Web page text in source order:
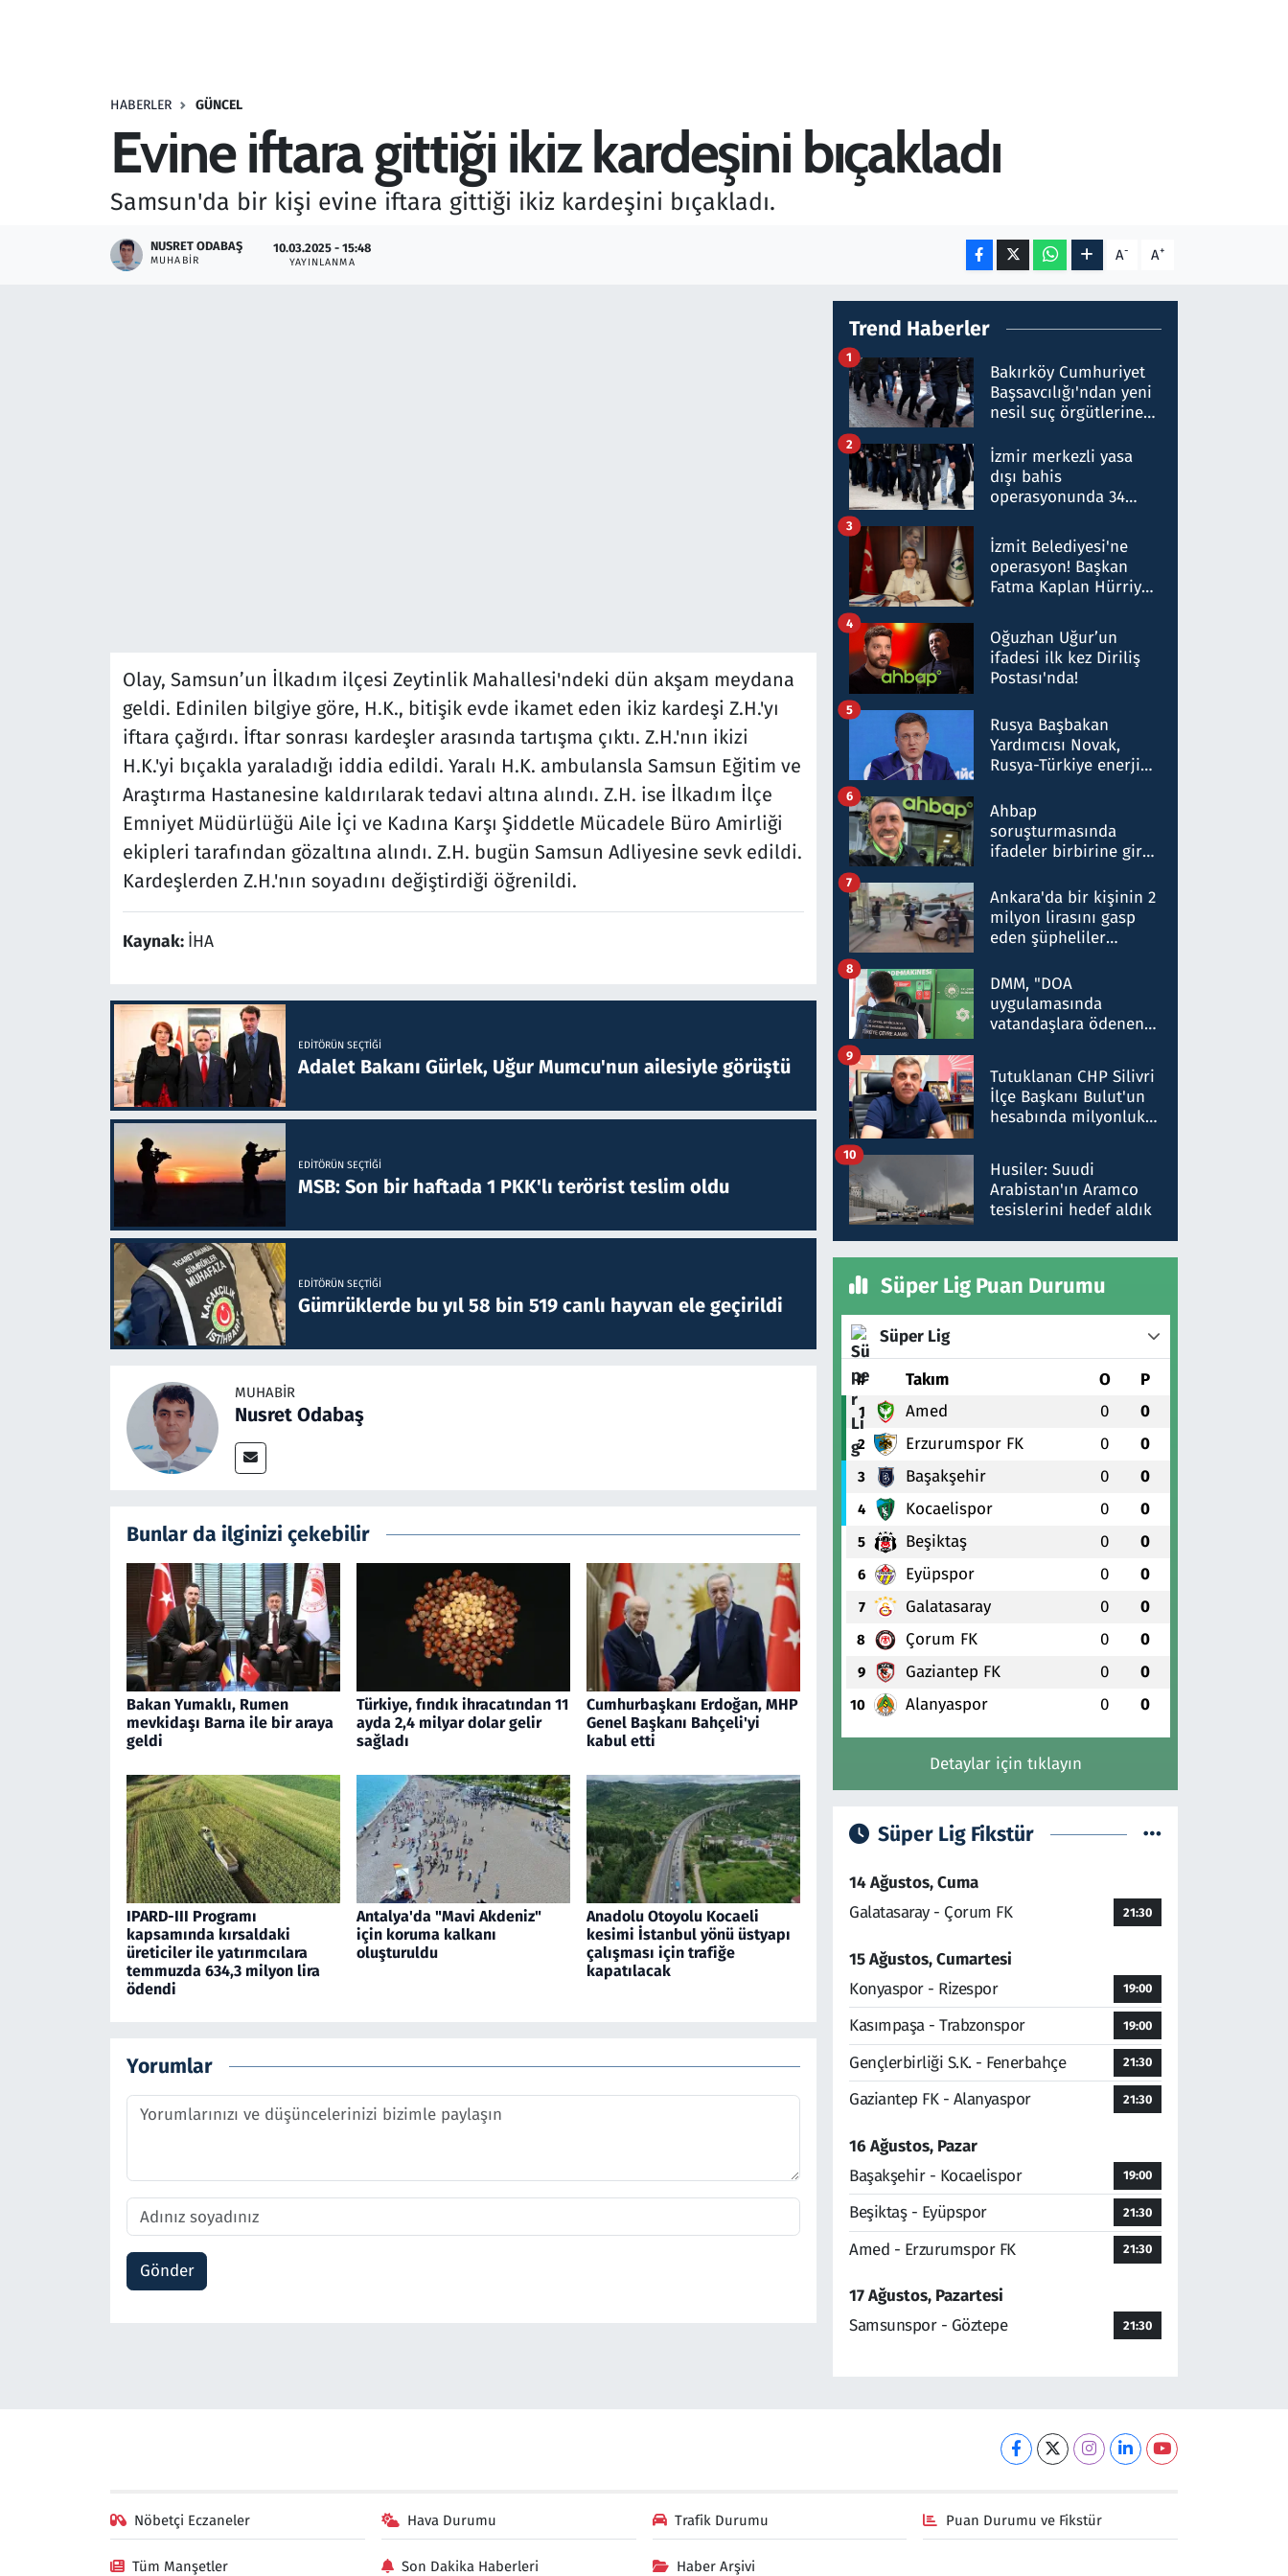
HABERLER GÜNCEL
Evine iftara gittiği ikiz kardeşini bıçakladı
Samsun'da bir kişi evine iftara gittiği ikiz kardeşini bıçakladı.
NUSRET ODABAŞ
MUHABIR
10.03.2025 - 15:48
YAYINLANMA A- A+
Olay, Samsun’un İlkadım ilçesi Zeytinlik Mahallesi'ndeki dün akşam meydana
geldi. Edinilen bilgiye göre, H.K., bitişik evde ikamet eden ikiz kardeşi Z.H.'yı
iftara çağırdı. İftar sonrası kardeşler arasında tartışma çıktı. Z.H.'nın ikizi
H.K.'yi bıçakla yaraladığı iddia edildi. Yaralı H.K. ambulansla Samsun Eğitim ve
Araştırma Hastanesine kaldırılarak tedavi altına alındı. Z.H. ise İlkadım İlçe
Emniyet Müdürlüğü Aile İçi ve Kadına Karşı Şiddetle Mücadele Büro Amirliği
ekipleri tarafından gözaltına alındı. Z.H. bugün Samsun Adliyesine sevk edildi.
Kardeşlerden Z.H.'nın soyadını değiştirdiği öğrenildi.
Kaynak: İHA
EDITÖRÜN SEÇTIĞI
Adalet Bakanı Gürlek, Uğur Mumcu'nun ailesiyle görüştü
EDITÖRÜN SEÇTIĞI
MSB: Son bir haftada 1 PKK'lı terörist teslim oldu
EDITÖRÜN SEÇTIĞI
Gümrüklerde bu yıl 58 bin 519 canlı hayvan ele geçirildi
MUHABIR
Nusret Odabaş
Bunlar da ilginizi çekebilir
Bakan Yumaklı, Rumen
mevkidaşı Barna ile bir araya
geldi
Türkiye, fındık ihracatından 11
ayda 2,4 milyar dolar gelir
sağladı
Cumhurbaşkanı Erdoğan, MHP
Genel Başkanı Bahçeli'yi
kabul etti
IPARD-III Programı
kapsamında kırsaldaki
üreticiler ile yatırımcılara
temmuzda 634,3 milyon lira
ödendi
Antalya'da "Mavi Akdeniz"
için koruma kalkanı
oluşturuldu
Anadolu Otoyolu Kocaeli
kesimi İstanbul yönü üstyapı
çalışması için trafiğe
kapatılacak
Yorumlar
Gönder
Trend Haberler
Bakırköy Cumhuriyet
Başsavcılığı'ndan yeni
nesil suç örgütlerine
hakkında gözaltı kararı
1
İzmir merkezli yasa
dışı bahis
operasyonunda 34
Milyar liralık para
trafiği tespit edildi
2
İzmit Belediyesi'ne
operasyon! Başkan
Fatma Kaplan Hürriyet
3
Oğuzhan Uğur’un
ifadesi ilk kez Diriliş
Postası'nda!
4
Rusya Başbakan
Yardımcısı Novak,
Rusya-Türkiye enerji
nitelikte olduğunu
belirtti
5
Ahbap
soruşturmasında
ifadeler birbirine girdi:
ifadelerinden ortaya
çıkan tablo şok etti
6
Ankara'da bir kişinin 2
milyon lirasını gasp
eden şüpheliler
7
DMM, "DOA
uygulamasında
vatandaşlara ödenen
düşürüldüğü" iddiasını
yalanladı
8
Tutuklanan CHP Silivri
İlçe Başkanı Bulut'un
hesabında milyonluk
talimat verdi, ben
gönderdim
9
Husiler: Suudi
Arabistan'ın Aramco
tesislerini hedef aldık
10
Süper Lig Puan Durumu
Süper Lig
# Takım O P
1 Amed 0 0
2 Erzurumspor FK 0 0
3 Başakşehir 0 0
4 Kocaelispor 0 0
5 Beşiktaş 0 0
6 Eyüpspor 0 0
7 Galatasaray 0 0
8 Çorum FK 0 0
9 Gaziantep FK 0 0
10 Alanyaspor 0 0
Detaylar için tıklayın
Süper Lig Fikstür
14 Ağustos, Cuma
Galatasaray - Çorum FK
21:30
15 Ağustos, Cumartesi
Konyaspor - Rizespor
19:00
Kasımpaşa - Trabzonspor 19:00
Gençlerbirliği S.K. - Fenerbahçe 21:30
Gaziantep FK - Alanyaspor 21:30
16 Ağustos, Pazar
Başakşehir - Kocaelispor
19:00
Beşiktaş - Eyüpspor 21:30
Amed - Erzurumspor FK 21:30
17 Ağustos, Pazartesi
Samsunspor - Göztepe
21:30
Nöbetçi Eczaneler Hava Durumu Trafik Durumu Puan Durumu ve Fikstür
Tüm Manşetler Son Dakika Haberleri Haber Arşivi
Savunma Sanayi
Seçim 2023